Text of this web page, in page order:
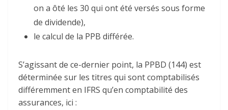
on a ôté les 30 qui ont été versés sous forme
de dividende),
le calcul de la PPB différée.
S’agissant de ce-dernier point, la PPBD (144) est
déterminée sur les titres qui sont comptabilisés
différemment en IFRS qu’en comptabilité des
assurances, ici :